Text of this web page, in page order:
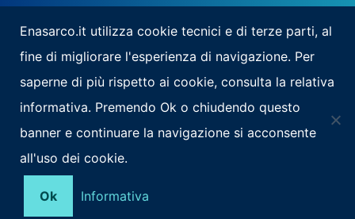
Scarica la nostra app per mobile
Note Legali Privacy
Social Media Policy Contatti
Enasarco.it utilizza cookie tecnici e di terze parti, al
fine di migliorare l'esperienza di navigazione. Per
saperne di più rispetto ai cookie, consulta la relativa
informativa. Premendo Ok o chiudendo questo
banner e continuare la navigazione si acconsente
all'uso dei cookie.
Ok Informativa